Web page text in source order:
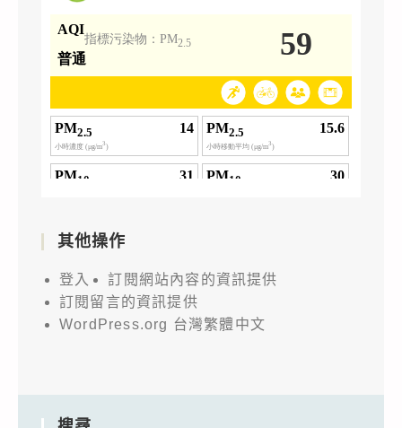
其他操作
登入
訂閱網站內容的資訊提供
訂閱留言的資訊提供
WordPress.org 台灣繁體中文